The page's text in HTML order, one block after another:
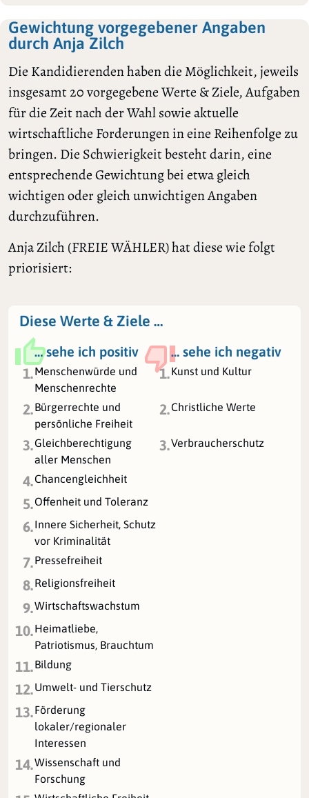
Gewichtung vorgegebener Angaben
durch Anja Zilch
Die Kandidierenden haben die Möglichkeit, jeweils
insgesamt 20 vorgegebene Werte & Ziele, Aufgaben
für die Zeit nach der Wahl sowie aktuelle
wirtschaftliche Forderungen in eine Reihenfolge zu
bringen. Die Schwierigkeit besteht darin, eine
entsprechende Gewichtung bei etwa gleich
wichtigen oder gleich unwichtigen Angaben
durchzuführen.
Anja Zilch (FREIE WÄHLER) hat diese wie folgt
priorisiert:
Diese Werte & Ziele …
… sehe ich positiv
… sehe ich negativ
1.Menschenwürde und
Menschenrechte
1.Kunst und Kultur
2.Bürgerrechte und
persönliche Freiheit
2.Christliche Werte
3.Gleichberechtigung
aller Menschen
3.Verbraucherschutz
4.Chancengleichheit
5.Offenheit und Toleranz
6.Innere Sicherheit, Schutz
vor Kriminalität
7.Pressefreiheit
8.Religionsfreiheit
9.Wirtschaftswachstum
10.Heimatliebe,
Patriotismus, Brauchtum
11.Bildung
12.Umwelt- und Tierschutz
13.Förderung
lokaler/regionaler
Interessen
14.Wissenschaft und
Forschung